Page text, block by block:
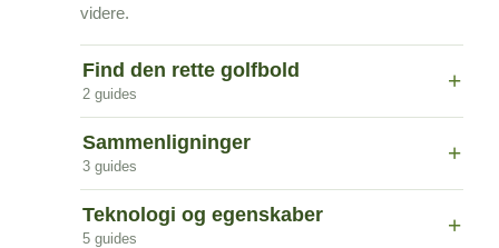
videre.
Find den rette golfbold
2 guides
+
Sammenligninger
3 guides
+
Teknologi og egenskaber
5 guides
+